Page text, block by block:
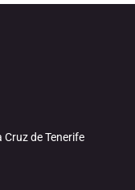
de Tenerife